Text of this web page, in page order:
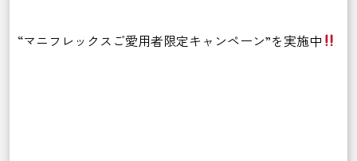
“マニフレックスご愛用者限定キャンペーン”を実施中